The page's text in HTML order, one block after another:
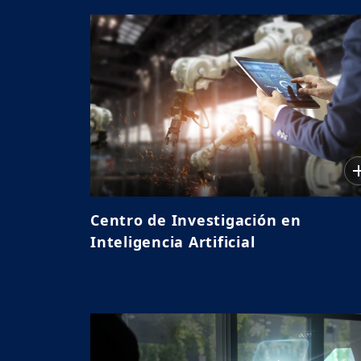
Centro de Investigación en
Inteligencia Artificial